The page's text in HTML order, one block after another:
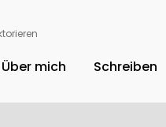
Über mich Schreiben